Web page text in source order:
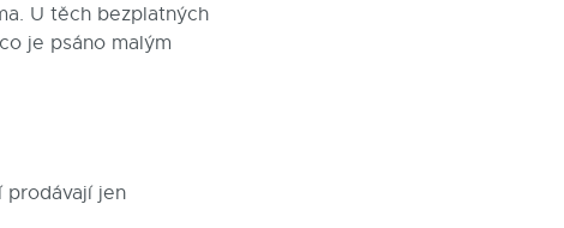
U těch bezplatných
je psáno malým
prodávají jen